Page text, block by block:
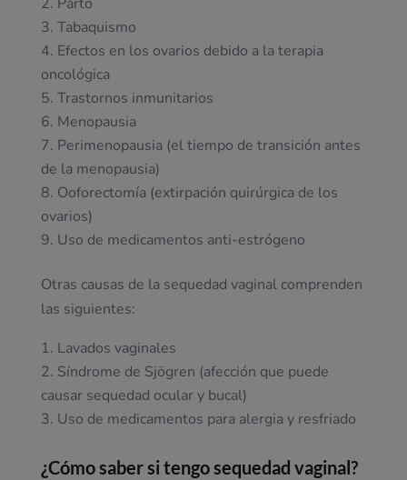
Tabaquismo
Efectos en los ovarios debido a la terapia
oncológica
Trastornos inmunitarios
Menopausia
Perimenopausia (el tiempo de transición antes
de la menopausia)
Ooforectomía (extirpación quirúrgica de los
ovarios)
Uso de medicamentos anti-estrógeno
Otras causas de la sequedad vaginal comprenden
las siguientes:
Lavados vaginales
Síndrome de Sjögren (afección que puede
causar sequedad ocular y bucal)
Uso de medicamentos para alergia y resfriado
¿Cómo saber si tengo sequedad vaginal?